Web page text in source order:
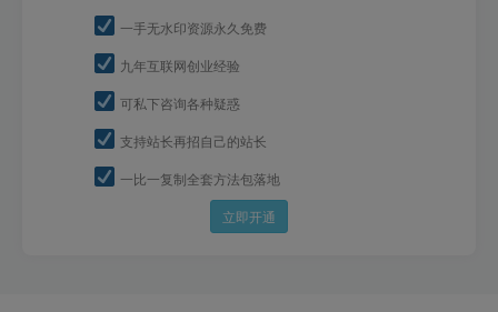
一手无水印资源永久免费
九年互联网创业经验
可私下咨询各种疑惑
支持站长再招自己的站长
一比一复制全套方法包落地
立即开通